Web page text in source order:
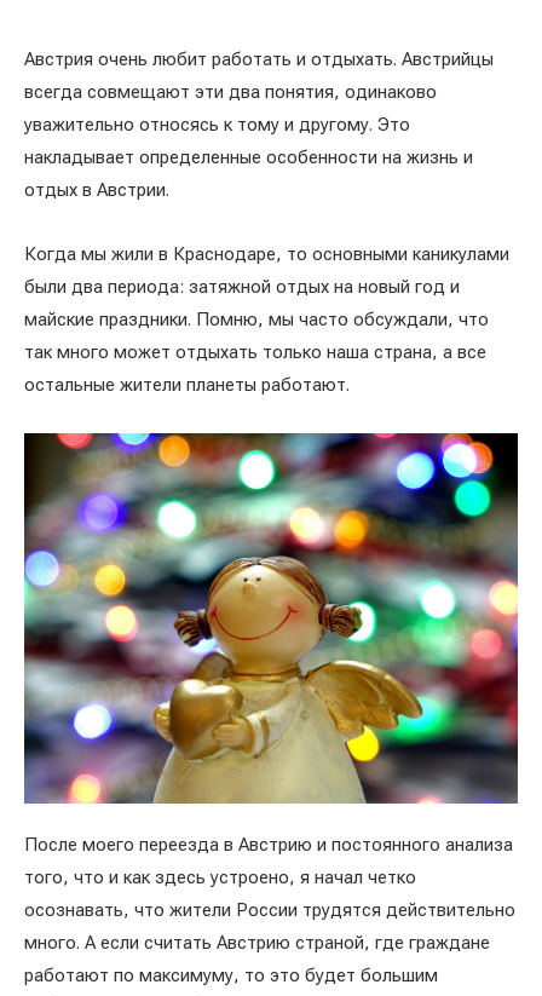
Австрия очень любит работать и отдыхать. Австрийцы
всегда совмещают эти два понятия, одинаково
уважительно относясь к тому и другому. Это
накладывает определенные особенности на жизнь и
отдых в Австрии.
Когда мы жили в Краснодаре, то основными каникулами
были два периода: затяжной отдых на новый год и
майские праздники. Помню, мы часто обсуждали, что
так много может отдыхать только наша страна, а все
остальные жители планеты работают.
После моего переезда в Австрию и постоянного анализа
того, что и как здесь устроено, я начал четко
осознавать, что жители России трудятся действительно
много. А если считать Австрию страной, где граждане
работают по максимуму, то это будет большим